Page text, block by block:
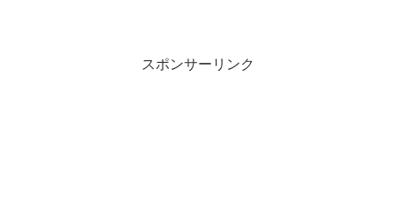
スポンサーリンク